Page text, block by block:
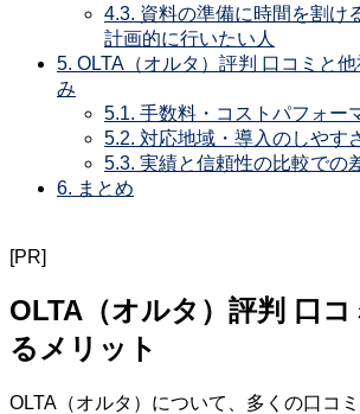
4.3. 資料の準備に時間を割け
計画的に行いたい人
5. OLTA（オルタ）評判 口コミと
み
5.1. 手数料・コストパフォー
5.2. 対応地域・導入のしやす
5.3. 実績と信頼性の比較での
6. まとめ
[PR]
OLTA（オルタ）評判 口
るメリット
OLTA（オルタ）について、多くの口コ